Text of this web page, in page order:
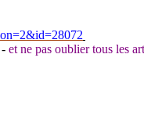
-
et ne pas oublier tous les